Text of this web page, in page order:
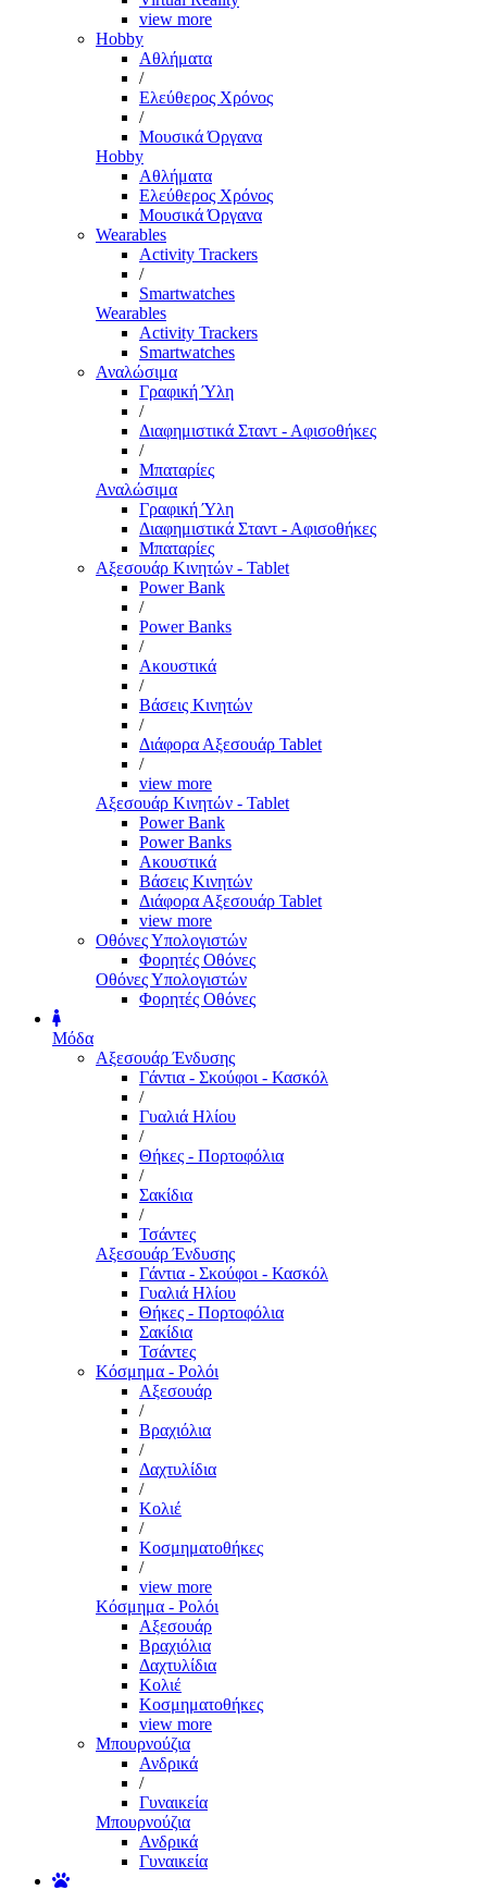
view more
Hobby
Αθλήματα
/
Ελεύθερος Χρόνος
/
Μουσικά Όργανα
Hobby
Αθλήματα
Ελεύθερος Χρόνος
Μουσικά Όργανα
Wearables
Activity Trackers
/
Smartwatches
Wearables
Activity Trackers
Smartwatches
Αναλώσιμα
Γραφική Ύλη
/
Διαφημιστικά Σταντ - Αφισοθήκες
/
Μπαταρίες
Αναλώσιμα
Γραφική Ύλη
Διαφημιστικά Σταντ - Αφισοθήκες
Μπαταρίες
Αξεσουάρ Κινητών - Tablet
Power Bank
/
Power Banks
/
Ακουστικά
/
Βάσεις Κινητών
/
Διάφορα Αξεσουάρ Tablet
/
view more
Αξεσουάρ Κινητών - Tablet
Power Bank
Power Banks
Ακουστικά
Βάσεις Κινητών
Διάφορα Αξεσουάρ Tablet
view more
Οθόνες Υπολογιστών
Φορητές Οθόνες
Οθόνες Υπολογιστών
Φορητές Οθόνες
Μόδα
Αξεσουάρ Ένδυσης
Γάντια - Σκούφοι - Κασκόλ
/
Γυαλιά Ηλίου
/
Θήκες - Πορτοφόλια
/
Σακίδια
/
Τσάντες
Αξεσουάρ Ένδυσης
Γάντια - Σκούφοι - Κασκόλ
Γυαλιά Ηλίου
Θήκες - Πορτοφόλια
Σακίδια
Τσάντες
Κόσμημα - Ρολόι
Αξεσουάρ
/
Βραχιόλια
/
Δαχτυλίδια
/
Κολιέ
/
Κοσμηματοθήκες
/
view more
Κόσμημα - Ρολόι
Αξεσουάρ
Βραχιόλια
Δαχτυλίδια
Κολιέ
Κοσμηματοθήκες
view more
Μπουρνούζια
Ανδρικά
/
Γυναικεία
Μπουρνούζια
Ανδρικά
Γυναικεία